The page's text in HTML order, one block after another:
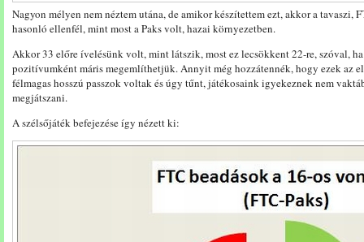
Nagyon mélyen nem néztem utána, de amikor készítettem ezt, akkor a tavaszi,
hasonló ellenfél, mint most a Paks volt, hazai környezetben.
Akkor 33 előre ívelésünk volt, mint látszik, most ez lecsökkent 22-re, szóval,
pozitívumként máris megemlíthetjük. Annyit még hozzátennék, hogy ezek az
félmagas hosszú passzok voltak és úgy tűnt, játékosaink igyekeznek nem
megjátszani.
A szélsőjáték befejezése így nézett ki: